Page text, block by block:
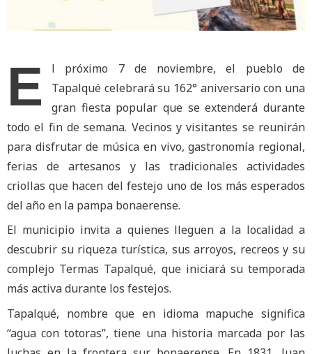
E
l próximo 7 de noviembre, el pueblo de
Tapalqué celebrará su 162° aniversario con una
gran fiesta popular que se extenderá durante
todo el fin de semana. Vecinos y visitantes se reunirán
para disfrutar de música en vivo, gastronomía regional,
ferias de artesanos y las tradicionales actividades
criollas que hacen del festejo uno de los más esperados
del año en la pampa bonaerense.
El municipio invita a quienes lleguen a la localidad a
descubrir su riqueza turística, sus arroyos, recreos y su
complejo Termas Tapalqué, que iniciará su temporada
más activa durante los festejos.
Tapalqué, nombre que en idioma mapuche significa
“agua con totoras”, tiene una historia marcada por las